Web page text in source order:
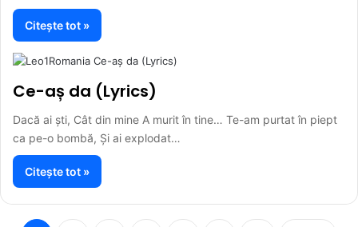
Citește tot »
Ce-aș da (Lyrics)
Dacă ai ști, Cât din mine A murit în tine… Te-am purtat în piept
ca pe-o bombă, Și ai explodat…
Citește tot »